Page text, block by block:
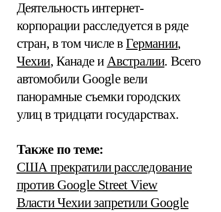
Деятельность интернет-
корпорации расследуется в ряде
стран, в том числе вГермании,
Чехии, Канаде и Австралии. Всего
автомобили Google вели
панорамные съемки городских
улиц в тридцати государствах.
Также по теме:
США прекратили расследование
против Google StreetView
ВластиЧехии запретили Google